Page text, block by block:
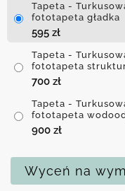
Tapeta -
fototapeta gładka
595 zł
Tapeta -
fototapeta
700 zł
Tapeta -
fototapeta
900 zł
Wyceń na